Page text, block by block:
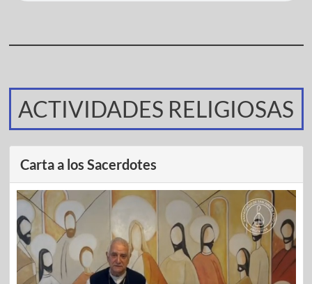
ACTIVIDADES RELIGIOSAS
Carta a los Sacerdotes